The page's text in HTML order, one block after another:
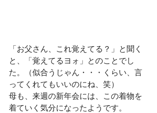
「お父さん、これ覚えてる？」と聞く
と、「覚えてるヨォ」とのことでし
た。（似合うじゃん・・・くらい、言
ってくれてもいいのにね、笑）
母も、来週の新年会には、この着物を
着ていく気分になったようです。